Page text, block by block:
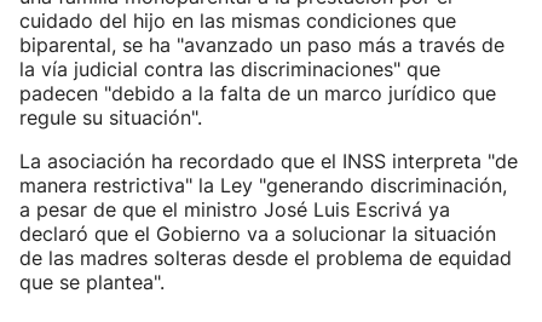
cuidado del hijo en las mismas condiciones que
biparental, se ha "avanzado un paso más a través de
la vía judicial contra las discriminaciones" que
padecen "debido a la falta de un marco jurídico que
regule su situación".
La asociación ha recordado que el INSS interpreta "de
manera restrictiva" la Ley "generando discriminación,
a pesar de que el ministro José Luis Escrivá ya
declaró que el Gobierno va a solucionar la situación
de las madres solteras desde el problema de equidad
que se plantea".